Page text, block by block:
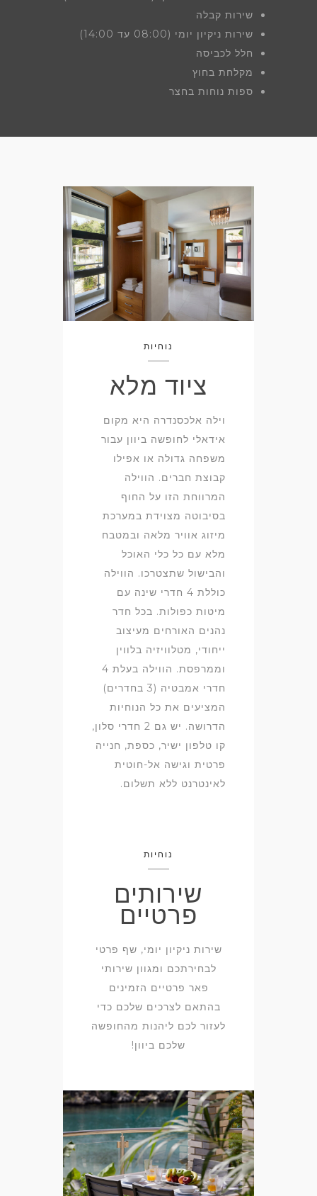
שירות קבלה
שירות ניקיון יומי (08:00 עד 14:00)
חלל לכביסה
מקלחת בחוץ
ספות נוחות בחצר
נוחיות
ציוד מלא
וילה אלכסנדרה היא מקום
אידאלי לחופשה ביוון עבור
משפחה גדולה או אפילו
קבוצת חברים. הווילה
המרווחת הזו על החוף
בסיבוטה מצוידת במערכת
מיזוג אוויר מלאה ובמטבח
מלא עם כל כלי האוכל
והבישול שתצטרכו. הווילה
כוללת 4 חדרי שינה עם
מיטות כפולות. בכל חדר
נהנים האורחים מעיצוב
ייחודי, מטלוויזיה בלווין
וממרפסת. הווילה בעלת 4
חדרי אמבטיה (3 בחדרים)
המציעים את כל הנוחיות
הדרושה. יש גם 2 חדרי סלון,
קו טלפון ישיר, כספת, חנייה
פרטית וגישה אל-חוטית
לאינטרנט ללא תשלום.
נוחיות
שירותים
פרטיים
שירות ניקיון יומי, שף פרטי
לבחירתכם ומגוון שירותי
פאר פרטיים הזמינים
בהתאם לצרכים שלכם כדי
לעזור לכם ליהנות מהחופשה
שלכם ביוון!